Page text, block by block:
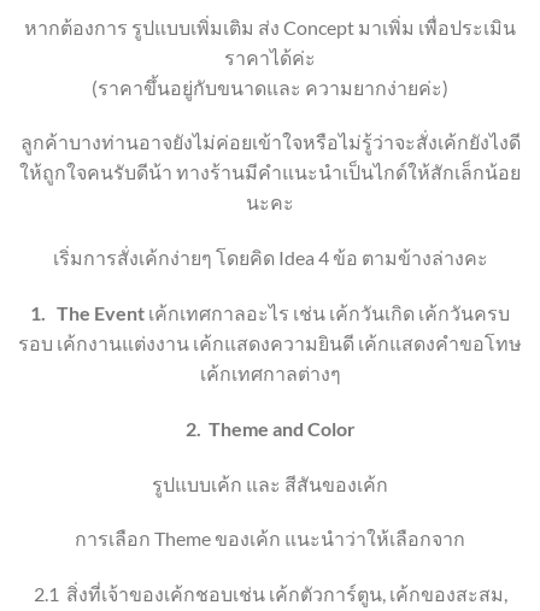
หากต้องการ รูปแบบเพิ่มเติม ส่ง Concept มาเพิ่ม เพื่อประเมิน
ราคาได้ค่ะ
(ราคาขึ้นอยู่กับขนาดและ ความยากง่ายค่ะ)
ลูกค้าบางท่านอาจยังไม่ค่อยเข้าใจหรือไม่รู้ว่าจะสั่งเค้กยังไงดี
ให้ถูกใจคนรับดีน้า ทางร้านมีคำแนะนำเป็นไกด์ให้สักเล็กน้อย
นะคะ
เริ่มการสั่งเค้กง่ายๆ โดยคิด Idea 4 ข้อ ตามข้างล่างคะ
1. The Event เค้กเทศกาลอะไร เช่น เค้กวันเกิด เค้กวันครบ
รอบ เค้กงานแต่งงาน เค้กแสดงความยินดี เค้กแสดงคำขอโทษ
เค้กเทศกาลต่างๆ
2. Theme and Color
รูปแบบเค้ก และ สีสันของเค้ก
การเลือก Theme ของเค้ก แนะนำว่าให้เลือกจาก
2.1 สิ่งที่เจ้าของเค้กชอบเช่น เค้กตัวการ์ตูน,เค้กของสะสม,